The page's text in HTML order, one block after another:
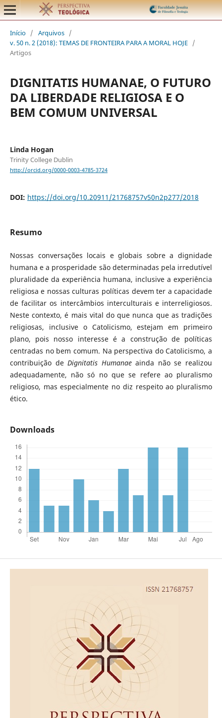
Início / Arquivos /
v. 50 n. 2 (2018): TEMAS DE FRONTEIRA PARA A MORAL HOJE /
Artigos
DIGNITATIS HUMANAE, O FUTURO
DA LIBERDADE RELIGIOSA E O
BEM COMUM UNIVERSAL
Linda Hogan
Trinity College Dublin
http://orcid.org/0000-0003-4785-3724
DOI: https://doi.org/10.20911/21768757v50n2p277/2018
Resumo
Nossas conversações locais e globais sobre a dignidade
humana e a prosperidade são determinadas pela irredutível
pluralidade da experiência humana, inclusive a experiência
religiosa e nossas culturas políticas devem ter a capacidade
de facilitar os intercâmbios interculturais e interreligiosos.
Neste contexto, é mais vital do que nunca que as tradições
religiosas, inclusive o Catolicismo, estejam em primeiro
plano, pois nosso interesse é a construção de políticas
centradas no bem comum. Na perspectiva do Catolicismo, a
contribuição deDignitatis Humanaeainda não se realizou
adequadamente, não só no que se refere ao pluralismo
religioso, mas especialmente no diz respeito ao pluralismo
ético.
Downloads